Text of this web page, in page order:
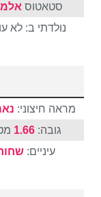
סטאטוס
נולדתי ב: לא
מראה חיצוני:
גובה: 1.66
עיניים: